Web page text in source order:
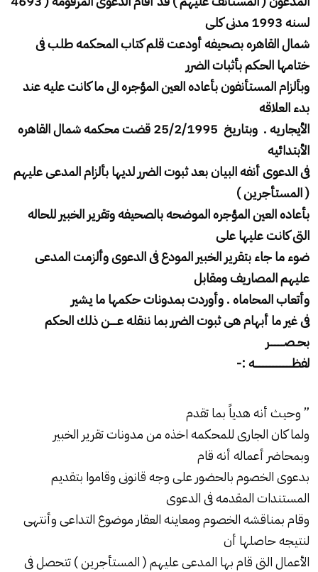
لسنه 1993 مدنى كلى
شمال القاهره بصحيفه أودعت قلم كتاب المحكمه طلب فى
ختامها الحكم بأثبات الضرر
وبألزام المستأنفون بأعاده العين المؤجره الى ما كانت عليه عند
بدء العلاقه
الأيجاريه . وبتاريخ 25/2/1995 قضت محكمه شمال القاهره
الأبتدائيه
فى الدعوى أنفه البيان بعد ثبوت الضرر لديها بألزام المدعى عليهم
( المستأجرين )
بأعاده العين المؤجره الموضحه بالصحيفه وتقرير الخبير للحاله
التى كانت عليها على
ضوء ما جاء بتقرير الخبير المودع فى الدعوى وألزمت المدعى
عليهم المصاريف ومقابل
وأتعاب المحاماه . وأوردت بمدونات حكمها ما يشير
فى غير ما أبهام هى ثبوت الضرر بما ننقلهعـــــن ذلك الحكم
بحــصــــــــــر
لفظــــــــــــــــــــــــــه :-
” وحيث أنه هدياً بما تقدم
ولما كان الجارى للمحكمه اخذه من مدونات تقرير الخبير
وبمحاضر أعماله أنه قام
بدعوى الخصوم بالحضور على وجه قانونى وقاموا بتقديم
المستندات المقدمه فى الدعوى
وقام بمناقشه الخصوم ومعاينه العقار موضوع التداعى وأنتهى
لنتيجه حاصلها أن
الأعمال التى قام بها المدعى عليهم ( المستأجرين ) تتحصل فى